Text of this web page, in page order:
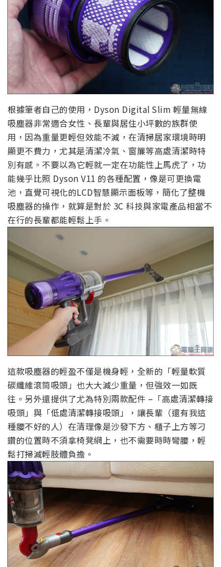
根據筆者自己的使用，Dyson Digital Slim 輕量無線
吸塵器非常適合女性、長輩與居住小坪數的族群使
用，因為重量更輕但效能不減，在清掃居家環境時明
顯更不費力，尤其是清潔冷氣、窗簾等高處清潔時特
別有感。不要以為它輕就一定在功能性上馬虎了，功
能幾乎比照 Dyson V11 的各種配置，像是可更換電
池，直覺可視化的LCD智慧顯示面板等，簡化了整機
吸塵器的操作，就算是對於 3C 科技與家電產品相當不
在行的長輩都能輕鬆上手。
這款吸塵器的輕盈不僅是機身輕，全新的「輕量軟質
碳纖維滾筒吸頭」也大大減少重量，但強效一如既
往。另外還提供了尤為特別兩款配件 –「高處清潔轉接
吸頭」與「低處清潔轉接吸頭」，讓長輩（還有我這
種腰不好的人）在清理像是沙發下方、櫃子上方等刁
鑽的位置時不須拿椅凳網上，也不需要時時彎腰，輕
鬆打掃減輕肢體負擔。